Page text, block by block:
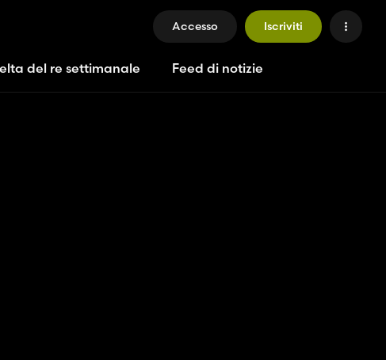
Accesso Iscriviti
del re settimanale Feed di notizie